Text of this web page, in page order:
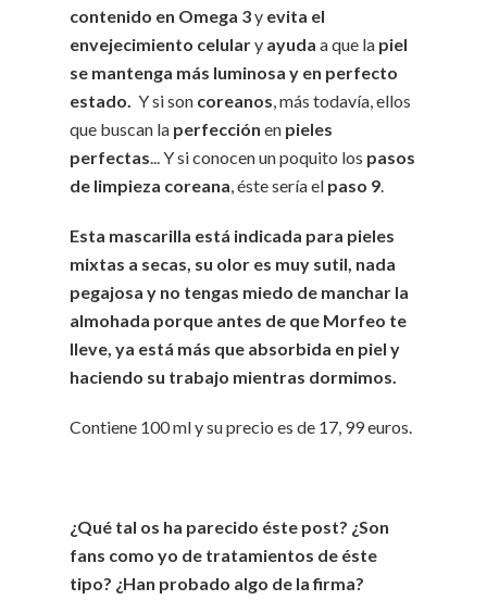
contenido en Omega 3y evita el
envejecimiento celulary ayuda a que la piel
se mantenga más luminosa y en perfecto
estado. Y si son coreanos, más todavía, ellos
que buscan la perfección en pieles
perfectas... Y si conocen un poquito los pasos
de limpieza coreana, éste sería el paso 9.
Esta mascarilla está indicada para pieles
mixtas a secas, su olor es muy sutil, nada
pegajosa y no tengas miedo de manchar la
almohada porque antes de que Morfeo te
lleve, ya está más que absorbida en piel y
haciendo su trabajo mientras dormimos.
Contiene 100 ml y su precio es de 17, 99 euros.
¿Qué tal os ha parecido éste post? ¿Son
fans como yo de tratamientos de éste
tipo? ¿Han probado algo de la firma?